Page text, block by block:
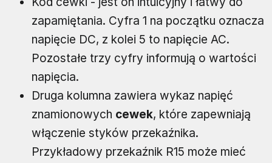
zapamiętania. Cyfra 1 na początku oznacza
napięcie DC, z kolei 5 to napięcie AC.
Pozostałe trzy cyfry informują o wartości
napięcia.
Druga kolumna zawiera wykaz napięć
znamionowych cewek, które zapewniają
włączenie styków przekaźnika.
Przykładowy przekaźnik R15 może mieć